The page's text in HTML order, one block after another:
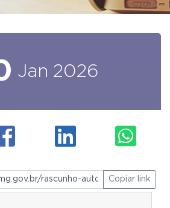
Jan 2026
Copiar link